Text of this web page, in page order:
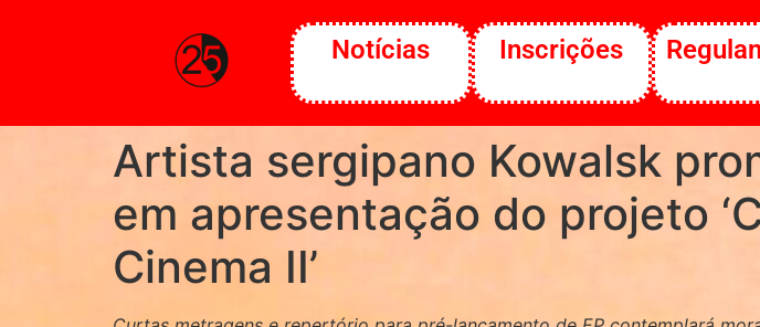
Notícias Inscrições
Artista sergipano Kowalsk
em apresentação do projeto
Cinema II’